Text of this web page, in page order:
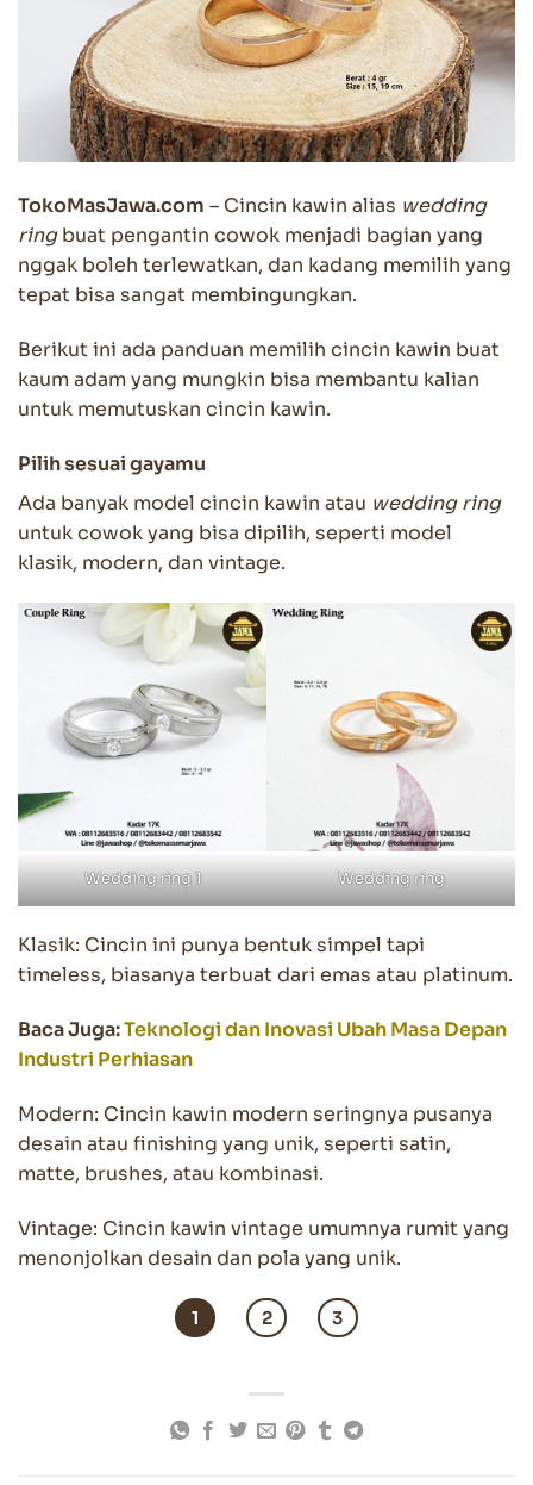
TokoMasJawa.com – Cincin kawin alias wedding
ringbuat pengantin cowok menjadi bagian yang
nggak boleh terlewatkan, dan kadang memilih yang
tepat bisa sangat membingungkan.
Berikut ini ada panduan memilih cincin kawin buat
kaum adam yang mungkin bisa membantu kalian
untuk memutuskan cincin kawin.
Pilih sesuai gayamu
Ada banyak model cincin kawin atau wedding ring
untuk cowok yang bisa dipilih, seperti model
klasik, modern, dan vintage.
Wedding ring 1 Wedding ring
Klasik: Cincin ini punya bentuk simpel tapi
timeless, biasanya terbuat dari emas atau platinum.
Baca Juga:Teknologi dan Inovasi Ubah Masa Depan
Industri Perhiasan
Modern: Cincin kawin modern seringnya pusanya
desain atau finishing yang unik, seperti satin,
matte, brushes, atau kombinasi.
Vintage: Cincin kawin vintage umumnya rumit yang
menonjolkan desain dan pola yang unik.
1 2 3